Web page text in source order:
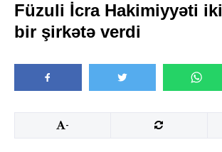
Füzuli İcra Hakimiyyəti
bir şirkətə verdi
-